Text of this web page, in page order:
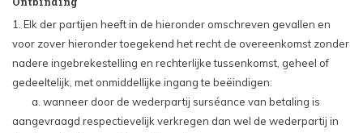
1. Elk der partijen heeft in de hieronder omschreven gevallen en
voor zover hieronder toegekend het recht de overeenkomst zonder
nadere ingebrekestelling en rechterlijke tussenkomst, geheel of
gedeeltelijk, met onmiddellijke ingang te beëindigen:
a. wanneer door de wederpartij surséance van betaling is
aangevraagd respectievelijk verkregen dan wel de wederpartij in